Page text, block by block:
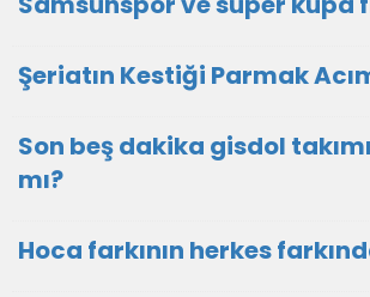
Şeriatın Kestiği Parmak
Son beş dakika gisdol
mı?
Hoca farkının herkes